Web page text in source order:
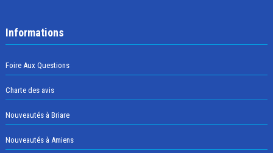
Informations
Foire Aux Questions
Charte des avis
Nouveautés à Briare
Nouveautés à Amiens